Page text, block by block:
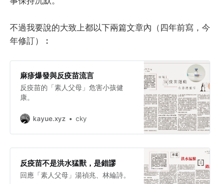
不過我要說的大致上都以下兩篇文章內（四年前寫，今
年修訂）︰
麻疹爆發與反疫苗流言
反疫苗的「素人父母」危害小孩健
康。
kayue.xyz cky
反疫苗不是洪水猛獸，是錯謬
回應「素人父母」湯禎兆、林綸詩。